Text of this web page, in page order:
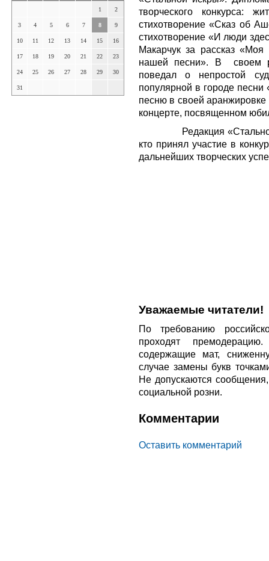
1 2
3 4 5 6 7 8 9
10 11 12 13 14 15 16
17 18 19 20 21 22 23
24 25 26 27 28 29 30
31
творческого конкурса:
стихотворение «Сказ об
стихотворение «И люди
Макарчук за рассказ
нашей песни». В своем
поведал о непростой
популярной в городе
песню в своей
концерте, посвященном
Редакция
кто принял участие в
дальнейших творческих
Уважаемые читатели!
По требованию
проходят
содержащие мат,
случае замены букв
Не допускаются
социальной розни.
Комментарии
Оставить комментарий